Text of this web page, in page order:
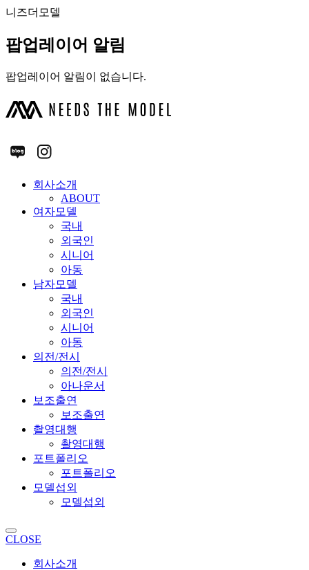
니즈더모델
팝업레이어 알림
팝업레이어 알림이 없습니다.
회사소개
ABOUT
여자모델
국내
외국인
시니어
아동
남자모델
국내
외국인
시니어
아동
의전/전시
의전/전시
아나운서
보조출연
보조출연
촬영대행
촬영대행
포트폴리오
포트폴리오
모델섭외
모델섭외
CLOSE
회사소개